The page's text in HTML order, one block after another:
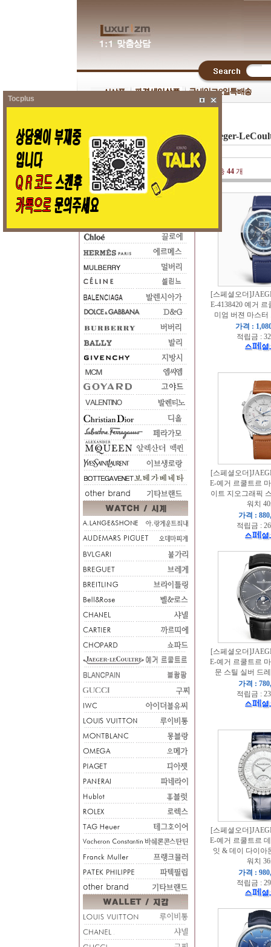
Jaeger-
총 44개
[스페셜오더
E-4138420 예거
미엄 버젼 마스터
가격 :
적립금 :
[스페셜오더
E-예거 르쿨트르
이트 지오그래픽
워치
가격 :
적립금 :
[스페셜오더
E-예거 르쿨트르
문 스틸 실버 드
가격 :
적립금 :
[스페셜오더
E-예거 르쿨트르
잇 & 데이 다이아
워치
가격 :
적립금 :
Tocplus